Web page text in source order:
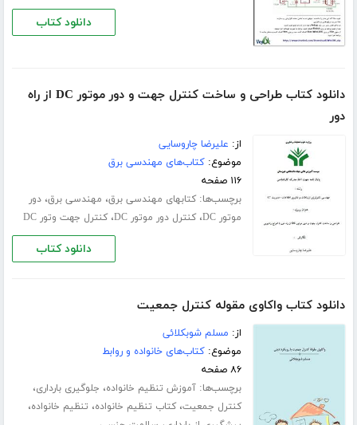
دانلود کتاب
دانلود کتاب طراحی و ساخت کنترل جهت و دور موتور DC از راه
دور
از: علیرضا چاروسایی
موضوع:کتاب‌های مهندسی برق
۱۱۶ صفحه
برچسب‌ها:کتابهای مهندسی برق، مهندسی برق،دور
موتور DC
،کنترل دور موتور DC ،کنترل جهت وتور DC
دانلود کتاب
دانلود کتاب واکاوی مقوله کنترل جمعیت
از: مسلم شوبکلائی
موضوع:کتاب‌های خانواده و روابط
۸۶ صفحه
برچسب‌ها:آموزش تنظیم خانواده، جلوگیری بارداری،
کنترل جمعیت،کتاب تنظیم خانواده، تنظیم خانواده،